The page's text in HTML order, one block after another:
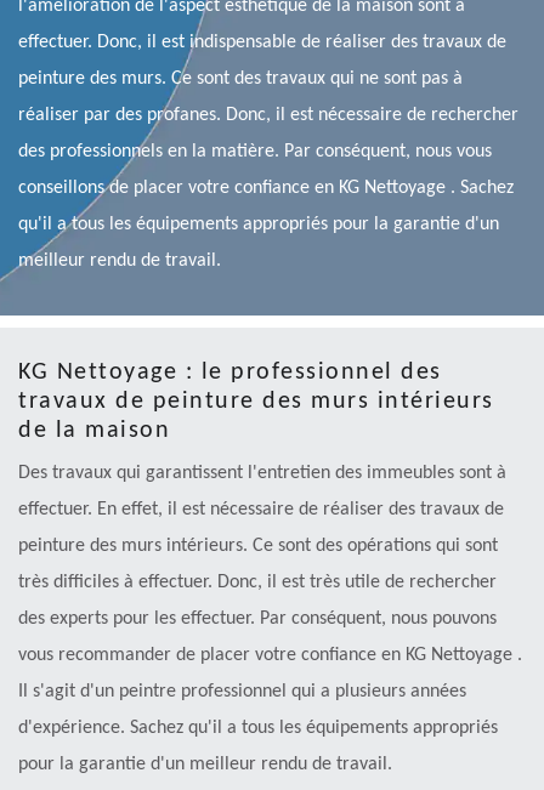
l'amélioration de l'aspect esthétique de la maison sont à
effectuer. Donc, il est indispensable de réaliser des travaux de
peinture des murs. Ce sont des travaux qui ne sont pas à
réaliser par des profanes. Donc, il est nécessaire de rechercher
des professionnels en la matière. Par conséquent, nous vous
conseillons de placer votre confiance en KG Nettoyage . Sachez
qu'il a tous les équipements appropriés pour la garantie d'un
meilleur rendu de travail.
KG Nettoyage : le professionnel des
travaux de peinture des murs intérieurs
de la maison
Des travaux qui garantissent l'entretien des immeubles sont à
effectuer. En effet, il est nécessaire de réaliser des travaux de
peinture des murs intérieurs. Ce sont des opérations qui sont
très difficiles à effectuer. Donc, il est très utile de rechercher
des experts pour les effectuer. Par conséquent, nous pouvons
vous recommander de placer votre confiance en KG Nettoyage .
Il s'agit d'un peintre professionnel qui a plusieurs années
d'expérience. Sachez qu'il a tous les équipements appropriés
pour la garantie d'un meilleur rendu de travail.